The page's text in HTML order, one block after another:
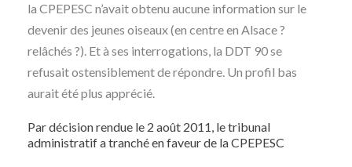
la CPEPESC n’avait obtenu aucune information sur le
devenir des jeunes oiseaux (en centre en Alsace ?
relâchés ?). Et à ses interrogations, la DDT 90 se
refusait ostensiblement de répondre. Un profil bas
aurait été plus apprécié.
Par décision rendue le 2 août 2011, le tribunal
administratif a tranché en faveur de la CPEPESC